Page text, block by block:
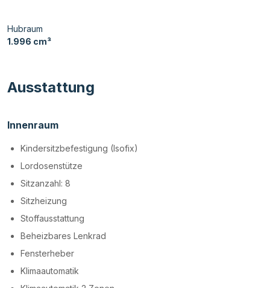
Hubraum
1.996 cm³
Ausstattung
Innenraum
Kindersitzbefestigung (Isofix)
Lordosenstütze
Sitzanzahl: 8
Sitzheizung
Stoffausstattung
Beheizbares Lenkrad
Fensterheber
Klimaautomatik